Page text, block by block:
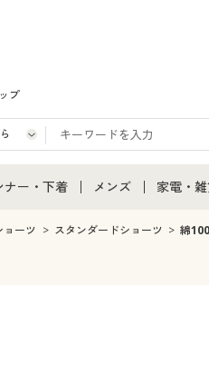
プ
て
ナー・下着
ナー・下着通販すべて
メンズ
メンズ通販すべて
家電・
家電・
ョーツ スタンダードショーツ 綿